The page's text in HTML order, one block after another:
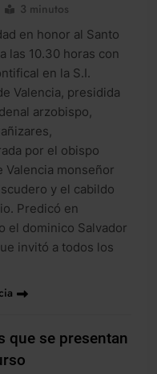
3 minutos
en honor al Santo
las 10.30 horas con
en la S.I.
Valencia, presidida
arzobispo,
por el obispo
Valencia monseñor
y el cabildo
Predicó en
el dominico Salvador
invitó a todos los
que se presentan